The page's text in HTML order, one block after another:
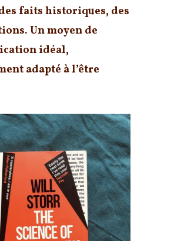
faits historiques, des
Un moyen de
idéal,
adapté à l’être